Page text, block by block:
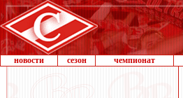
новости сезон чемпионат